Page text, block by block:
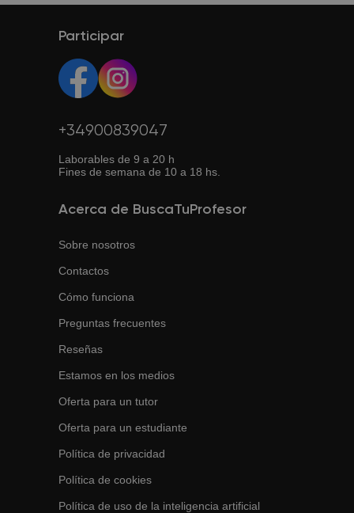
BuscaTuProfesor te ayudará a encontrar otro profesor.
Participar
+34900839047
Laborables de 9 a 20 h
Fines de semana de 10 a 18 hs.
Acerca de BuscaTuProfesor
Sobre nosotros
Contactos
Cómo funciona
Preguntas frecuentes
Reseñas
Estamos en los medios
Oferta para un tutor
Oferta para un estudiante
Política de privacidad
Política de cookies
Política de uso de la inteligencia artificial